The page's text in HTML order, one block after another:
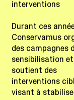
interventions
Durant ces
Conservamus
des campagnes
sensibilisation et
soutient des
interventions
visant à